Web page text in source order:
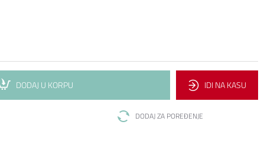
DODAJ U KORPU IDI NA KASU
DODAJ ZA POREĐENJE